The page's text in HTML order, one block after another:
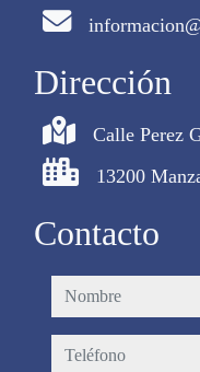
Dirección
Calle Perez
13200
Contacto
nombre
teléfono